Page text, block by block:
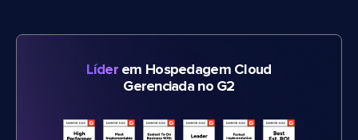
Líderem Hospedagem Cloud
Gerenciada no G2